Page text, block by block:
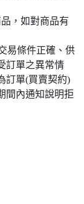
，如對商品有
易條件正確、供
訂單之異常情
訂單(買賣契約)
間內通知說明拒